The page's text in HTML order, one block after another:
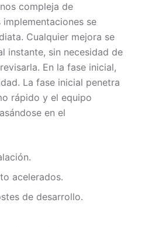
compleja de
se
Cualquier mejora se
instante, sin necesidad de
En la fase inicial,
La fase inicial penetra
rápido y el equipo
en el
acelerados.
de desarrollo.